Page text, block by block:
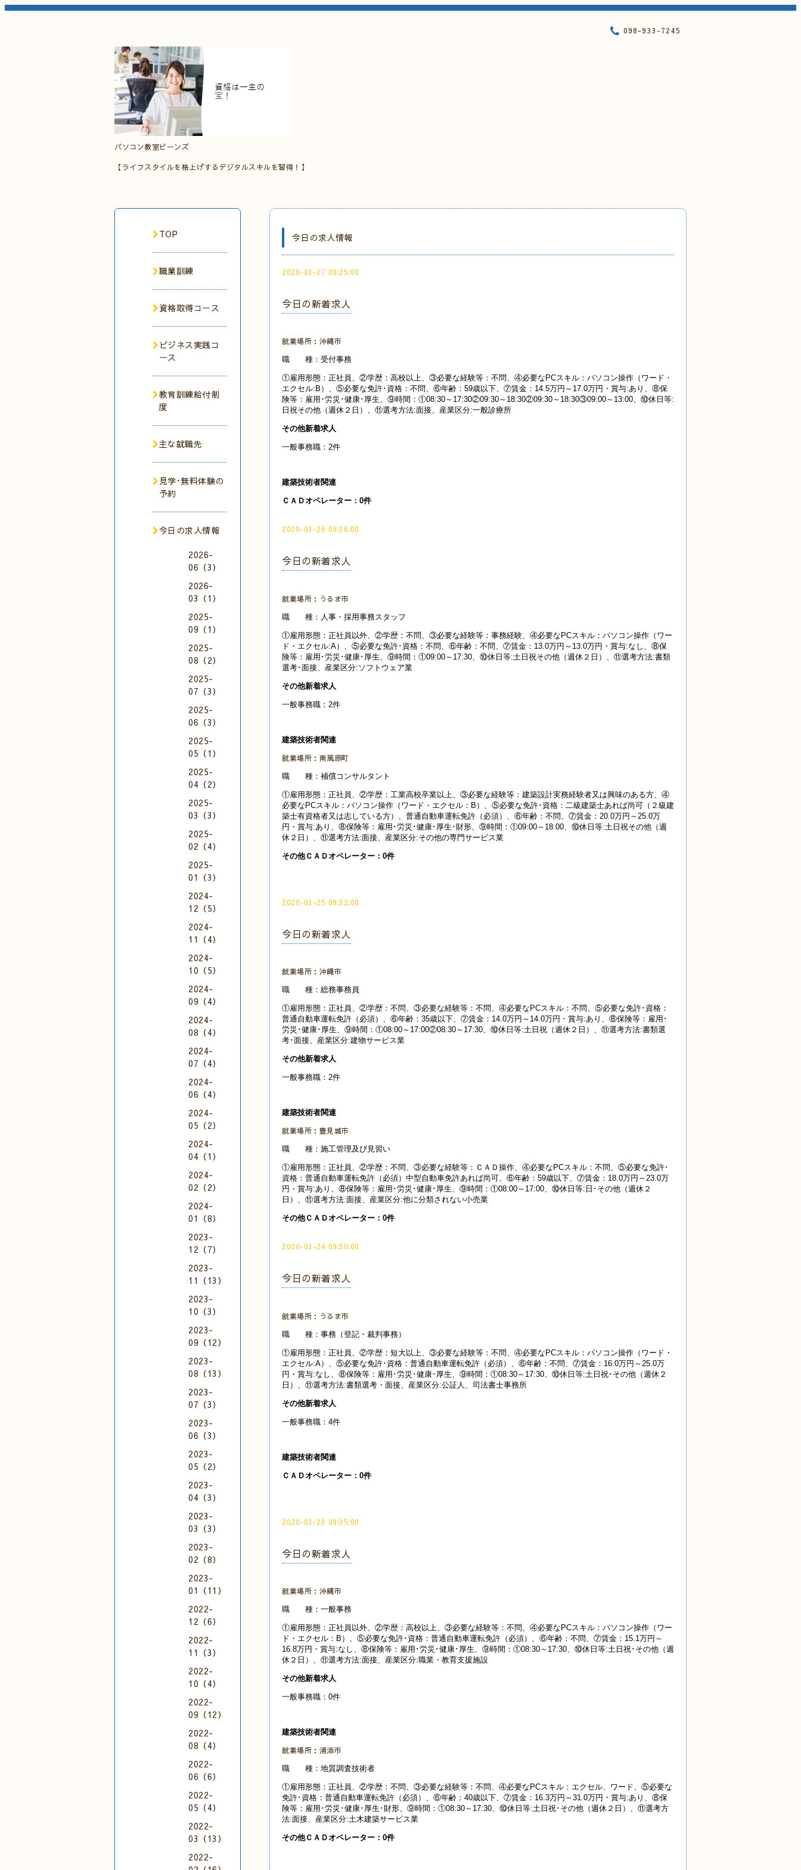
パソコン教室ビーンズ
【ライフスタイルを格上げするデジタルスキルを習得！】
098-933-7245
今日の求人情報
2020-03-27 09:25:00
今日の新着求人
就業場所：沖縄市
職 種：受付事務
①雇用形態：正社員、②学歴：高校以上、③必要な経験等：不問、④必要なPCスキル：パソコン操作（ワード・
エクセル:B）、⑤必要な免許･資格：不問、⑥年齢：59歳以下、⑦賃金：14.5万円～17.0万円・賞与:あり、⑧保
険等：雇用･労災･健康･厚生、⑨時間：①08:30～17:30②09:30～18:30②09:30～18:30③09:00～13:00、⑩休日等:
日祝その他（週休２日）、⑪選考方法:面接、産業区分:一般診療所
その他新着求人
一般事務職：2件
建築技術者関連
ＣＡＤオペレーター：0件
2020-03-26 09:36:00
今日の新着求人
就業場所：うるま市
職 種：人事・採用事務スタッフ
①雇用形態：正社員以外、②学歴：不問、③必要な経験等：事務経験、④必要なPCスキル：パソコン操作（ワー
ド・エクセル:A）、⑤必要な免許･資格：不問、⑥年齢：不問、⑦賃金：13.0万円～13.0万円・賞与:なし、⑧保
険等：雇用･労災･健康･厚生、⑨時間：①09:00～17:30、⑩休日等:土日祝その他（週休２日）、⑪選考方法:書類
選考･面接、産業区分:ソフトウェア業
その他新着求人
一般事務職：2件
建築技術者関連
就業場所：南風原町
職 種：補償コンサルタント
①雇用形態：正社員、②学歴：工業高校卒業以上、③必要な経験等：建築設計実務経験者又は興味のある方、④
必要なPCスキル：パソコン操作（ワード・エクセル：B）、⑤必要な免許･資格：二級建築士あれば尚可（２級建
築士有資格者又は志している方）、普通自動車運転免許（必須）、⑥年齢：不問、⑦賃金：20.0万円～25.0万
円・賞与:あり、⑧保険等：雇用･労災･健康･厚生･財形、⑨時間：①09:00～18:00、⑩休日等:土日祝その他（週
休２日）、⑪選考方法:面接、産業区分:その他の専門サービス業
その他ＣＡＤオペレーター：0件
2020-03-25 09:32:00
今日の新着求人
就業場所：沖縄市
職 種：総務事務員
①雇用形態：正社員、②学歴：不問、③必要な経験等：不問、④必要なPCスキル：不問、⑤必要な免許･資格：
普通自動車運転免許（必須）、⑥年齢：35歳以下、⑦賃金：14.0万円～14.0万円・賞与:あり、⑧保険等：雇用･
労災･健康･厚生、⑨時間：①08:00～17:00②08:30～17:30、⑩休日等:土日祝（週休２日）、⑪選考方法:書類選
考･面接、産業区分:建物サービス業
その他新着求人
一般事務職：2件
建築技術者関連
就業場所：豊見城市
職 種：施工管理及び見習い
①雇用形態：正社員、②学歴：不問、③必要な経験等：ＣＡＤ操作、④必要なPCスキル：不問、⑤必要な免許･
資格：普通自動車運転免許（必須）中型自動車免許あれば尚可、⑥年齢：59歳以下、⑦賃金：18.0万円～23.0万
円・賞与:あり、⑧保険等：雇用･労災･健康･厚生、⑨時間：①08:00～17:00、⑩休日等:日･その他（週休２
日）、⑪選考方法:面接、産業区分:他に分類されない小売業
その他ＣＡＤオペレーター：0件
2020-03-24 09:30:00
今日の新着求人
就業場所：うるま市
職 種：事務（登記・裁判事務）
①雇用形態：正社員、②学歴：短大以上、③必要な経験等：不問、④必要なPCスキル：パソコン操作（ワード・
エクセル:A）、⑤必要な免許･資格：普通自動車運転免許（必須）、⑥年齢：不問、⑦賃金：16.0万円～25.0万
円・賞与:なし、⑧保険等：雇用･労災･健康･厚生、⑨時間：①08:30～17:30、⑩休日等:土日祝･その他（週休２
日）、⑪選考方法:書類選考・面接、産業区分:公証人、司法書士事務所
その他新着求人
一般事務職：4件
建築技術者関連
ＣＡＤオペレーター：0件
2020-03-23 09:35:00
今日の新着求人
就業場所：沖縄市
職 種：一般事務
①雇用形態：正社員以外、②学歴：高校以上、③必要な経験等：不問、④必要なPCスキル：パソコン操作（ワー
ド・エクセル：B）、⑤必要な免許･資格：普通自動車運転免許（必須）、⑥年齢：不問、⑦賃金：15.1万円～
16.8万円・賞与:なし、⑧保険等：雇用･労災･健康･厚生、⑨時間：①08:30～17:30、⑩休日等:土日祝･その他（週
休２日）、⑪選考方法:面接、産業区分:職業・教育支援施設
その他新着求人
一般事務職：0件
建築技術者関連
就業場所：浦添市
職 種：地質調査技術者
①雇用形態：正社員、②学歴：不問、③必要な経験等：不問、④必要なPCスキル：エクセル、ワード、⑤必要な
免許･資格：普通自動車運転免許（必須）、⑥年齢：40歳以下、⑦賃金：16.3万円～31.0万円・賞与:あり、⑧保
険等：雇用･労災･健康･厚生･財形、⑨時間：①08:30～17:30、⑩休日等:土日祝･その他（週休２日）、⑪選考方
法:面接、産業区分:土木建築サービス業
その他ＣＡＤオペレーター：0件
TOP
職業訓練
資格取得コース
ビジネス実践コ
ース
教育訓練給付制
度
主な就職先
見学･無料体験の
予約
今日の求人情報
2026-
06（3）
2026-
03（1）
2025-
09（1）
2025-
08（2）
2025-
07（3）
2025-
06（3）
2025-
05（1）
2025-
04（2）
2025-
03（3）
2025-
02（4）
2025-
01（3）
2024-
12（5）
2024-
11（4）
2024-
10（5）
2024-
09（4）
2024-
08（4）
2024-
07（4）
2024-
06（4）
2024-
05（2）
2024-
04（1）
2024-
02（2）
2024-
01（8）
2023-
12（7）
2023-
11（13）
2023-
10（3）
2023-
09（12）
2023-
08（13）
2023-
07（3）
2023-
06（3）
2023-
05（2）
2023-
04（3）
2023-
03（3）
2023-
02（8）
2023-
01（11）
2022-
12（6）
2022-
11（3）
2022-
10（4）
2022-
09（12）
2022-
08（4）
2022-
06（6）
2022-
05（4）
2022-
03（13）
2022-